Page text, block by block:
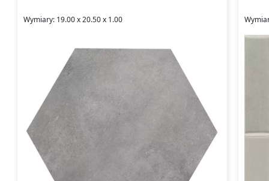
Wymiary: 19.00 x 20.50 x 1.00